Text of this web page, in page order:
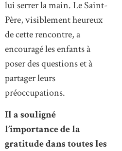
lui serrer la main. Le Saint-
Père, visiblement heureux
de cette rencontre, a
encouragé les enfants à
poser des questions et à
partager leurs
préoccupations.
Il a souligné
l’importance de la
gratitude dans toutes les